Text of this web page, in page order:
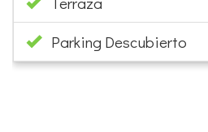
Parking Descubierto